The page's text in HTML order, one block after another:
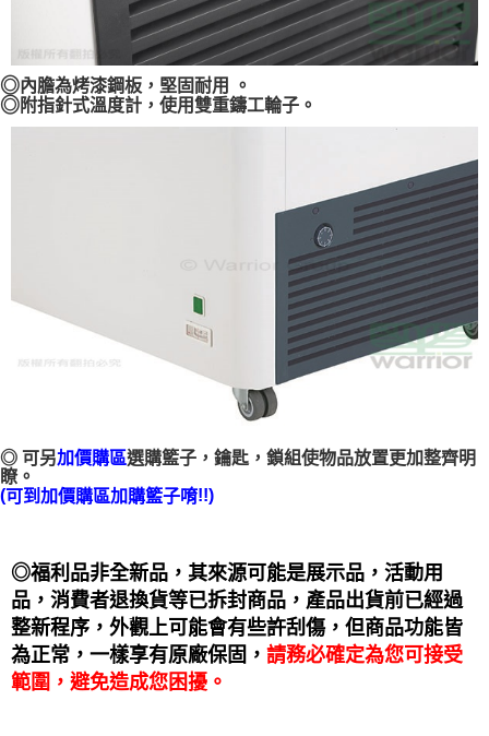
◎內膽為烤漆鋼板，堅固耐用 。
◎附指針式溫度計，使用雙重鑄工輪子。
◎ 可另加價購區選購籃子，鑰匙，鎖組使物品放置更加整齊明
瞭。
(可到 加價購區加購籃子唷!!)
◎福利品非全新品，其來源可能是展示品，活動用
品，消費者退換貨等已拆封商品，產品出貨前已經過
整新程序，外觀上可能會有些許刮傷，但商品功能皆
為正常，一樣享有原廠保固， 請務必確定為您可接受
範圍，避免造成您困擾。